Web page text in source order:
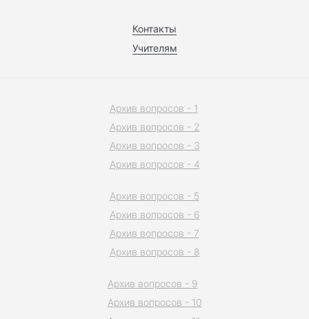
Контакты
Учителям
Архив вопросов - 1
Архив вопросов - 2
Архив вопросов - 3
Архив вопросов - 4
Архив вопросов - 5
Архив вопросов - 6
Архив вопросов - 7
Архив вопросов - 8
Архив вопросов - 9
Архив вопросов - 10